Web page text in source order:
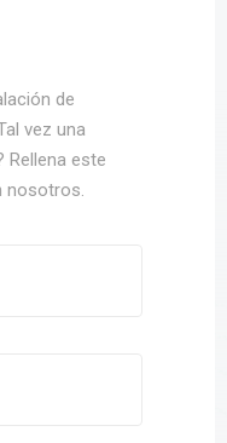
de
vez una
Rellena este
nosotros.